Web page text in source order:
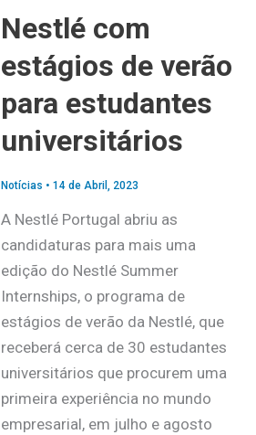
Nestlé com
estágios de verão
para estudantes
universitários
Notícias • 14 de Abril, 2023
A Nestlé Portugal abriu as
candidaturas para mais uma
edição do Nestlé Summer
Internships, o programa de
estágios de verão da Nestlé, que
receberá cerca de 30 estudantes
universitários que procurem uma
primeira experiência no mundo
empresarial, em julho e agosto